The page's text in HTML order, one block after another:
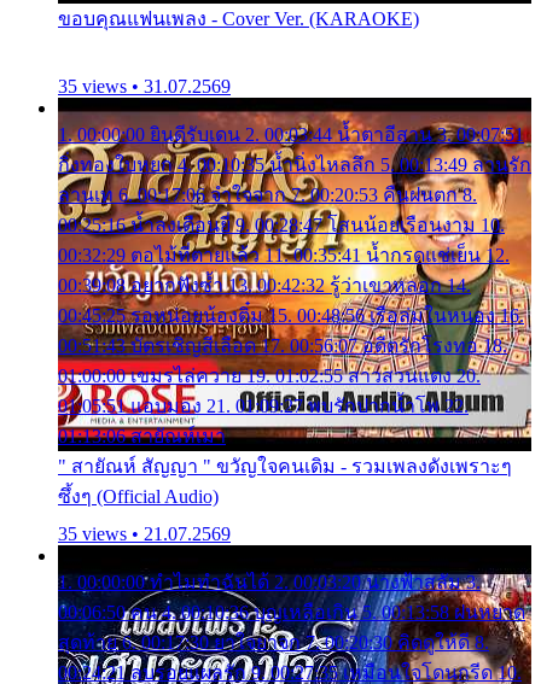
ขอบคุณแฟนเพลง - Cover Ver. (KARAOKE)
35 views • 31.07.2569
1. 00:00:00 ยินดีรับเดน 2. 00:03:44 น้ำตาอีสาน 3. 00:07:51
กิ่งทองใบหยก 4. 00:10:35 น้ำนิ่งไหลลึก 5. 00:13:49 ลานรัก
ลานเท 6. 00:17:06 จำใจจาก 7. 00:20:53 คืนฝนตก 8.
00:25:16 น้ำลงเดือนยี่ 9. 00:28:47 โสนน้อยเรือนงาม 10.
00:32:29 ตอไม้ที่ตายแล้ว 11. 00:35:41 น้ำกรดแช่เย็น 12.
00:39:08 อยากฟังซ้ำ 13. 00:42:32 รู้ว่าเขาหลอก 14.
00:45:25 รอหน่อยน้องติ๋ม 15. 00:48:56 เรือล่มในหนอง 16.
00:51:43 บัตรเชิญสีเลือด 17. 00:56:07 อดีตรักโรงทอ 18.
01:00:00 เขมรไล่ควาย 19. 01:02:55 สาวสวนแตง 20.
01:05:51 แอบมอง 21. 01:09:27 พบรักปากน้ำโพ 22.
01:13:06 สายัณห์เมา
" สายัณห์ สัญญา " ขวัญใจคนเดิม - รวมเพลงดังเพราะๆ
ซึ้งๆ (Official Audio)
35 views • 21.07.2569
1. 00:00:00 ทำไมทำฉันได้ 2. 00:03:20 นางฟ้าสลัม 3.
00:06:50 คน 4. 00:10:36 บุญเหลือเกิน 5. 00:13:58 ฝนหยาด
สุดท้าย 6. 00:17:30 ยาใจยาจก 7. 00:20:30 คิดดูให้ดี 8.
00:24:21 ลบรอยแผลรัก 9. 00:27:35 เหมือนใจโดนกรีด 10.